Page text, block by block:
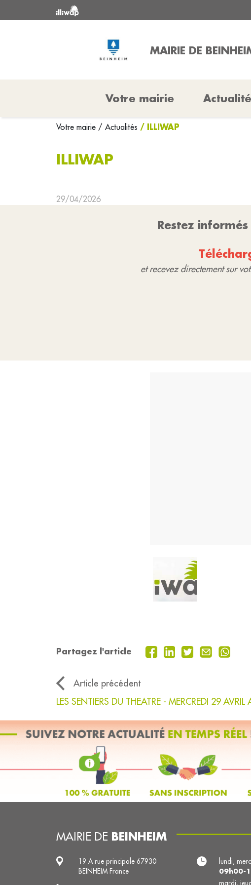
MAIRIE DE
Votre mairie
Votre mairie / Actualités / ILLIWAP
ILLIWAP
29/04/2026
Restez
et recevez directement sur
Partagez l'article
Article précédent
LES SENTIERS DU THEATRE - MERCREDI 29 AVRIL
MAIRIE DE BEINHEIM
19 A rue principale 67930
BEINHEIM France
lundi,
09h00-